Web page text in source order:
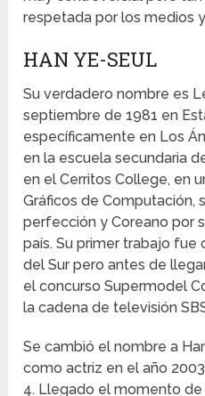
respetada por los medios
HAN YE-SEUL
Su verdadero nombre es
septiembre de 1981 en
específicamente en Los
en la escuela secundaria
en el Cerritos College, en
Gráficos de Computación,
perfección y Coreano por
país. Su primer trabajo
del Sur pero antes de
el concurso Supermodel
la cadena de televisión
Se cambió el nombre a
como actriz en el año
4. Llegado el momento